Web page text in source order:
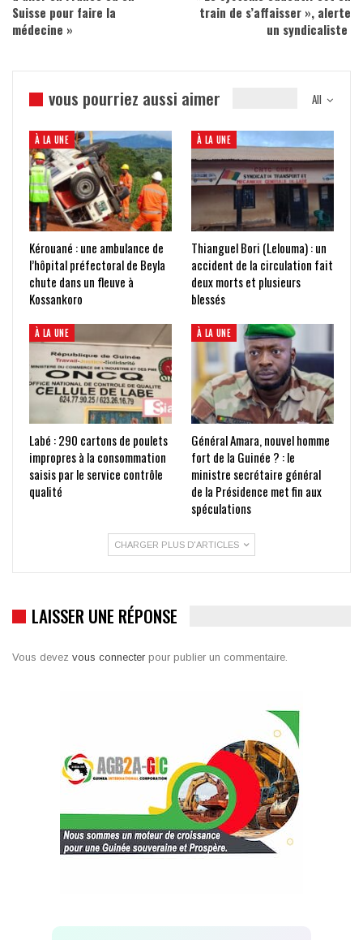
Suisse pour faire la
médecine »
train de s’affaisser », alerte
un syndicaliste
All
vous pourriez aussi aimer
À LA UNE
Kérouané : une ambulance de
l’hôpital préfectoral de Beyla
chute dans un fleuve à
Kossankoro
À LA UNE
Thianguel Bori (Lelouma) : un
accident de la circulation fait
deux morts et plusieurs
blessés
À LA UNE
Labé : 290 cartons de poulets
impropres à la consommation
saisis par le service contrôle
qualité
À LA UNE
Général Amara, nouvel homme
fort de la Guinée ? : le
ministre secrétaire général
de la Présidence met fin aux
spéculations
CHARGER PLUS D'ARTICLES
LAISSER UNE RÉPONSE
Vous devez vous connecter pour publier un commentaire.